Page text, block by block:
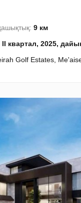
қашықтық:9 км
II квартал, 2025,
Golf Estates,